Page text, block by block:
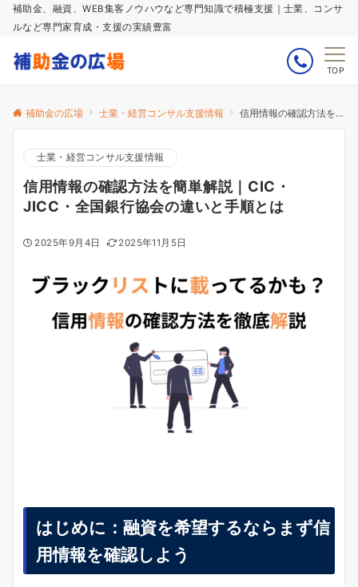
補助金、融資、WEB集客ノウハウなど専門知識で積極支援｜士業、コンサ
ルなど専門家育成・支援の実績豊富
TOP
補助金の広場 士業・経営コンサル支援情報 信用情報の確認方法を簡単解説｜CIC・JICC・全国銀行協会の違いと手順とは
士業・経営コンサル支援情報
信用情報の確認方法を簡単解説｜CIC・
JICC・全国銀行協会の違いと手順とは
2025年9月4日 2025年11月5日
はじめに：融資を希望するならまず信
用情報を確認しよう